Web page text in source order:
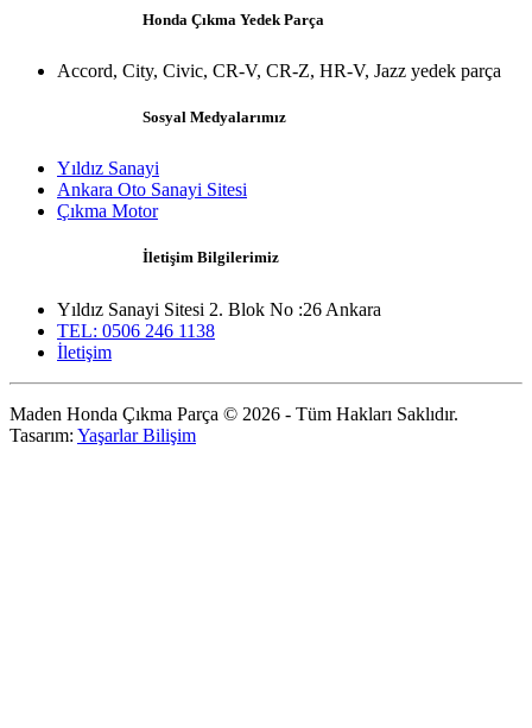
Honda Çıkma Yedek Parça
Accord, City, Civic, CR-V, CR-Z, HR-V, Jazz yedek parça
Sosyal Medyalarımız
Yıldız Sanayi
Ankara Oto Sanayi Sitesi
Çıkma Motor
İletişim Bilgilerimiz
Yıldız Sanayi Sitesi 2. Blok No :26 Ankara
TEL: 0506 246 1138
İletişim
Maden Honda Çıkma Parça © 2026 - Tüm Hakları Saklıdır.
Tasarım: Yaşarlar Bilişim